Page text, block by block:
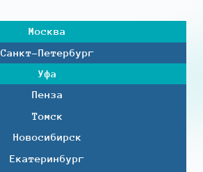
Москва
Санкт-Петербург
Уфа
Пенза
Томск
Новосибирск
Екатеринбург